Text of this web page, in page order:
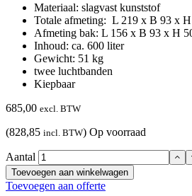
Materiaal: slagvast kunststof
Totale afmeting: L 219 x B 93 x
Afmeting bak: L 156 x B 93 x H
Inhoud: ca. 600 liter
Gewicht: 51 kg
twee luchtbanden
Kiepbaar
685,00 excl. BTW
(828,85 incl. BTW) Op voorraad
Aantal
Toevoegen aan winkelwagen
Toevoegen aan offerte